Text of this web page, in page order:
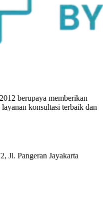
berupaya memberikan
konsultasi terbaik dan
Jl. Pangeran Jayakarta